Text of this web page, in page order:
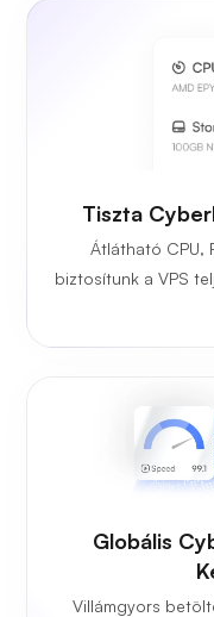
Tiszta
Átlátható CPU,
biztosítunk a VPS
Globális
Villámgyors